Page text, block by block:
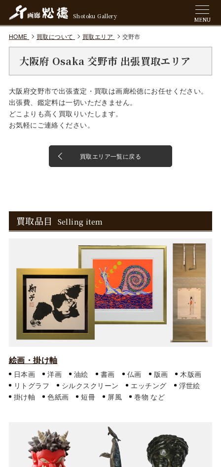
Shotoku Gallery MENU
HOME 買取について 買取エリア 交野市
大阪府 Osaka 交野市 出張買取エリア
大阪府交野市で出張査定・買取は画廊松徳にお任せください。
出張費、鑑定料は一切いただきません。
どこよりも高く買取りいたします。
お気軽にご連絡ください。
買取エリア一覧に戻る
買取品目 Selling item
絵画・掛け軸
日本画 洋画 油絵 書画 仏画 版画
木版画
リトグラフ
シルクスクリーン エッチング
浮世絵
掛け軸
色紙画 短冊 屏風 巻物